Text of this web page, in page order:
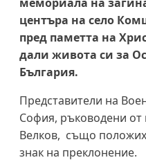
центъра на село
пред паметта на
дали живота си за
България.
Представители на
София, ръководени от
Велков, също
знак на преклонение.